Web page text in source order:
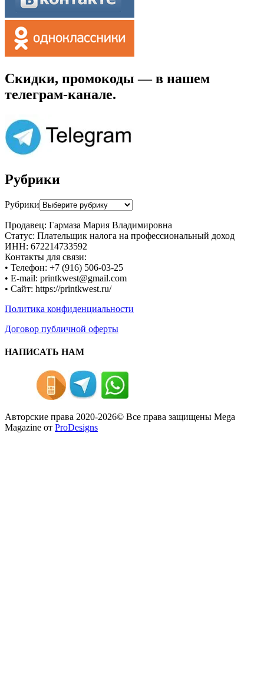
Скидки, промокоды — в нашем
телеграм-канале.
Рубрики
Рубрики
Продавец: Гармаза Мария Владимировна
Статус: Плательщик налога на профессиональный доход
ИНН: 672214733592
Контакты для связи:
• Телефон: +7 (916) 506-03-25
• E-mail: printkwest@gmail.com
• Сайт: https://printkwest.ru/
Политика конфиденциальности
Договор публичной оферты
НАПИСАТЬ НАМ
Авторские права 2020-2026© Все права защищены Mega
Magazine от ProDesigns